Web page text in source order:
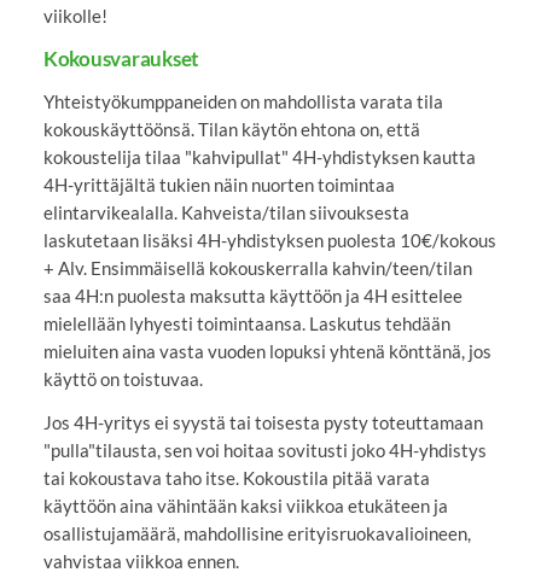
viikolle!
Kokousvaraukset
Yhteistyökumppaneiden on mahdollista varata tila
kokouskäyttöönsä. Tilan käytön ehtona on, että
kokoustelija tilaa "kahvipullat" 4H-yhdistyksen kautta
4H-yrittäjältä tukien näin nuorten toimintaa
elintarvikealalla. Kahveista/tilan siivouksesta
laskutetaan lisäksi 4H-yhdistyksen puolesta 10€/kokous
+ Alv. Ensimmäisellä kokouskerralla kahvin/teen/tilan
saa 4H:n puolesta maksutta käyttöön ja 4H esittelee
mielellään lyhyesti toimintaansa. Laskutus tehdään
mieluiten aina vasta vuoden lopuksi yhtenä könttänä, jos
käyttö on toistuvaa.
Jos 4H-yritys ei syystä tai toisesta pysty toteuttamaan
"pulla"tilausta, sen voi hoitaa sovitusti joko 4H-yhdistys
tai kokoustava taho itse. Kokoustila pitää varata
käyttöön aina vähintään kaksi viikkoa etukäteen ja
osallistujamäärä, mahdollisine erityisruokavalioineen,
vahvistaa viikkoa ennen.